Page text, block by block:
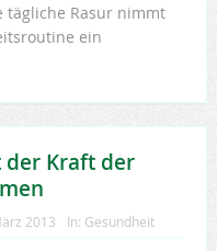
tägliche Rasur nimmt
ein
der Kraft der
2013 In: Gesundheit